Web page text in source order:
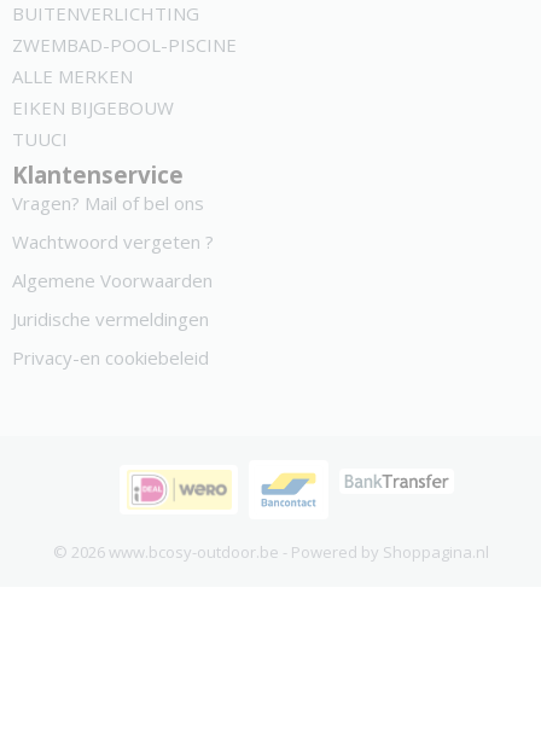
BUITENVERLICHTING
ZWEMBAD-POOL-PISCINE
ALLE MERKEN
EIKEN BIJGEBOUW
TUUCI
Klantenservice
Vragen? Mail of bel ons
Wachtwoord vergeten ?
Algemene Voorwaarden
Juridische vermeldingen
Privacy-en cookiebeleid
© 2026 www.bcosy-outdoor.be - Powered by Shoppagina.nl